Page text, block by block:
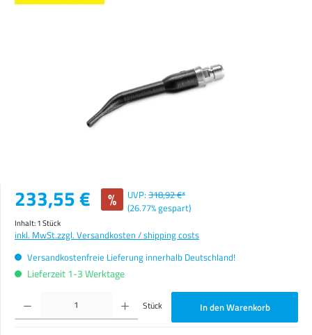
Verkaufspreis:
233,55 € % UVP: 318,92 €*
(26.77% gespart)
Inhalt:1 Stück
inkl. MwSt.zzgl. Versandkosten / shipping costs
Versandkostenfreie Lieferung innerhalb Deutschland!
Lieferzeit 1-3 Werktage
Produkt Anzahl: Gib den gewünschten Wert ein oder benutze die Schaltflächen um die Anzahl zu
Stück In den Warenkorb